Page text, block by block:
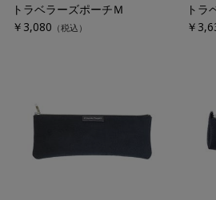
トラベラーズポーチＭ
￥3,080 （税込）
トラ
￥